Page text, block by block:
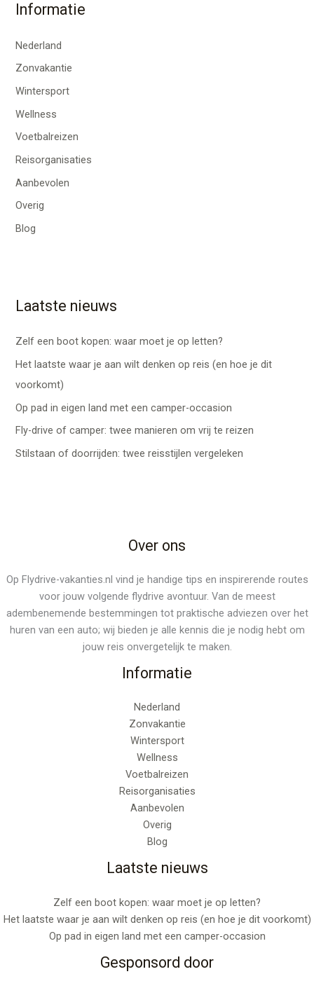
Informatie
Nederland
Zonvakantie
Wintersport
Wellness
Voetbalreizen
Reisorganisaties
Aanbevolen
Overig
Blog
Laatste nieuws
Zelf een boot kopen: waar moet je op letten?
Het laatste waar je aan wilt denken op reis (en hoe je dit
voorkomt)
Op pad in eigen land met een camper-occasion
Fly-drive of camper: twee manieren om vrij te reizen
Stilstaan of doorrijden: twee reisstijlen vergeleken
Over ons
Op Flydrive-vakanties.nl vind je handige tips en inspirerende routes
voor jouw volgende flydrive avontuur. Van de meest
adembenemende bestemmingen tot praktische adviezen over het
huren van een auto; wij bieden je alle kennis die je nodig hebt om
jouw reis onvergetelijk te maken.
Informatie
Nederland
Zonvakantie
Wintersport
Wellness
Voetbalreizen
Reisorganisaties
Aanbevolen
Overig
Blog
Laatste nieuws
Zelf een boot kopen: waar moet je op letten?
Het laatste waar je aan wilt denken op reis (en hoe je dit voorkomt)
Op pad in eigen land met een camper-occasion
Gesponsord door